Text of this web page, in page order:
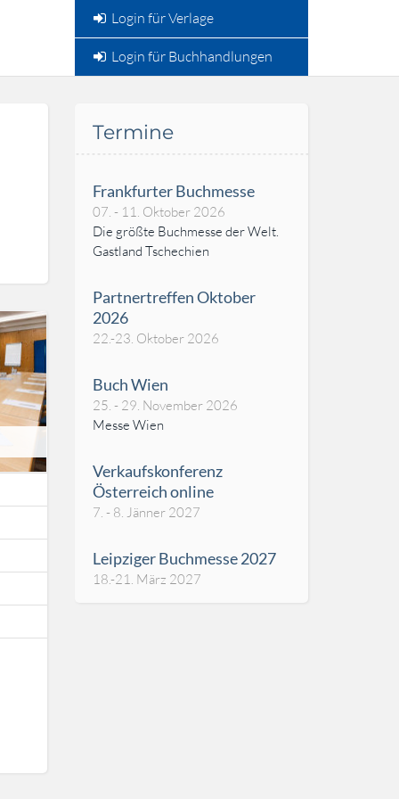
Login für Verlage
Login für Buchhandlungen
Termine
Frankfurter Buchmesse
07. - 11. Oktober 2026
Die größte Buchmesse der Welt.
Gastland Tschechien
Partnertreffen Oktober
2026
22.-23. Oktober 2026
Buch Wien
25. - 29. November 2026
Messe Wien
Verkaufskonferenz
Österreich online
7. - 8. Jänner 2027
Leipziger Buchmesse 2027
18.-21. März 2027